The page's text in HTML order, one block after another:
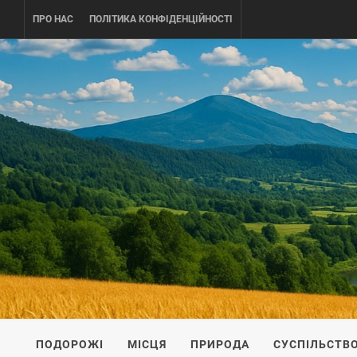
content
ПРО НАС ПОЛІТИКА КОНФІДЕНЦІЙНОСТІ
UKRAINE-
ПОДОРОЖI ПО УКРАЇНІ
ПОДОРОЖІ МІСЦЯ ПРИРОДА СУСПІЛЬСТВО